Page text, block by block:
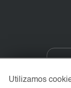
Utilizamos